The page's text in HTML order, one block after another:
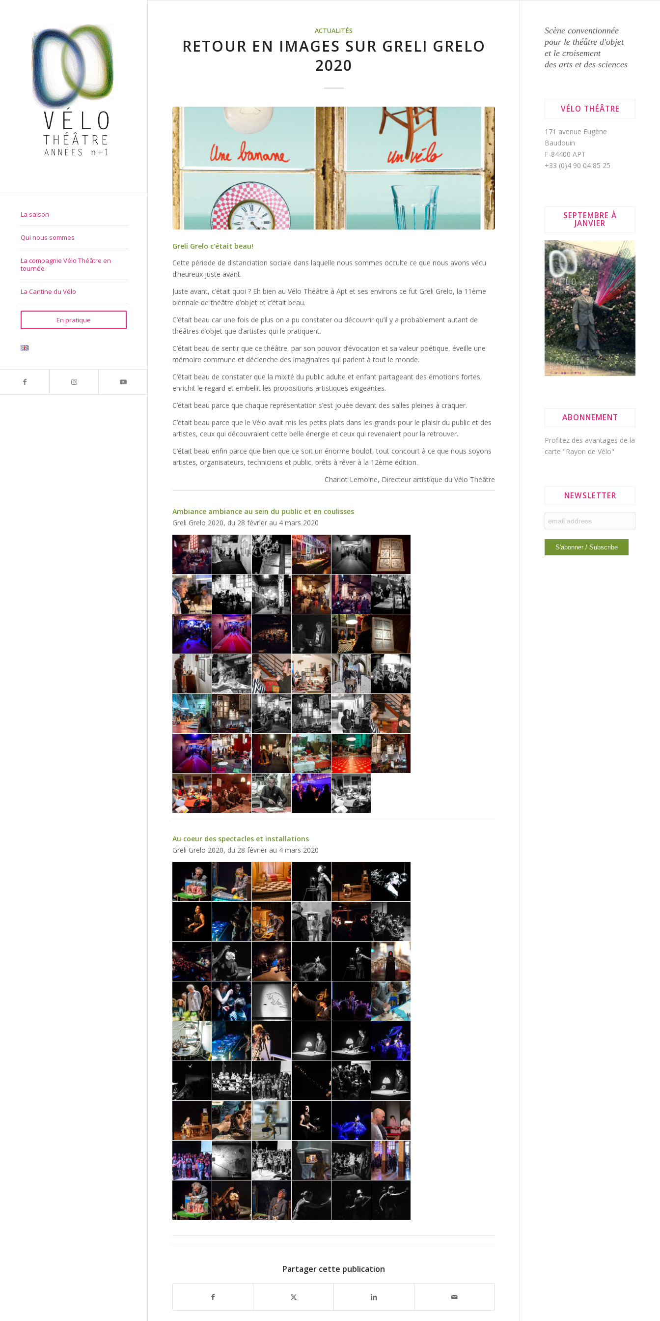
La saison
Qui nous sommes
La compagnie Vélo Théâtre en
tournée
La Cantine du Vélo
En pratique
ACTUALITÉS
RETOUR EN IMAGES SUR GRELI GRELO
2020
Greli Grelo c’était beau!
Cette période de distanciation sociale dans laquelle nous sommes occulte ce que nous avons vécu
d’heureux juste avant.
Juste avant, c’était quoi ? Eh bien au Vélo Théâtre à Apt et ses environs ce fut Greli Grelo, la 11ème
biennale de théâtre d’objet et c’était beau.
C’était beau car une fois de plus on a pu constater ou découvrir qu’il y a probablement autant de
théâtres d’objet que d’artistes qui le pratiquent.
C’était beau de sentir que ce théâtre, par son pouvoir d’évocation et sa valeur poétique, éveille une
mémoire commune et déclenche des imaginaires qui parlent à tout le monde.
C’était beau de constater que la mixité du public adulte et enfant partageant des émotions fortes,
enrichit le regard et embellit les propositions artistiques exigeantes.
C’était beau parce que chaque représentation s’est jouée devant des salles pleines à craquer.
C’était beau parce que le Vélo avait mis les petits plats dans les grands pour le plaisir du public et des
artistes, ceux qui découvraient cette belle énergie et ceux qui revenaient pour la retrouver.
C’était beau enfin parce que bien que ce soit un énorme boulot, tout concourt à ce que nous soyons
artistes, organisateurs, techniciens et public, prêts à rêver à la 12ème édition.
Charlot Lemoine, Directeur artistique du Vélo Théâtre
Ambiance ambiance au sein du public et en coulisses
Greli Grelo 2020, du 28 février au 4 mars 2020
Au coeur des spectacles et installations
Greli Grelo 2020, du 28 février au 4 mars 2020
Partager cette publication
Scène conventionnée
pour le théâtre d'objet
et le croisement
des arts et des sciences
VÉLO THÉÂTRE
171 avenue Eugène
Baudouin
F-84400 APT
+33 (0)4 90 04 85 25
SEPTEMBRE À
JANVIER
ABONNEMENT
Profitez des avantages de la
carte "Rayon de Vélo"
NEWSLETTER